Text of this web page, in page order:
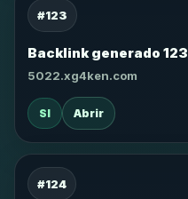
#123
Backlink generado 123
5022.xg4ken.com
SI Abrir
#124